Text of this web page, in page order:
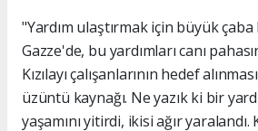
"Yardım ulaştırmak için büyük
Gazze'de, bu yardımları canı
Kızılayı çalışanlarının hedef
üzüntü kaynağı. Ne yazık ki bir
yaşamını yitirdi, ikisi ağır yaralandı.